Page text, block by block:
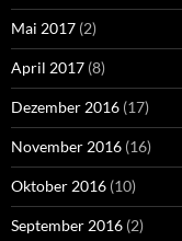
Mai 2017 (2)
April 2017 (8)
Dezember 2016 (17)
November 2016 (16)
Oktober 2016 (10)
September 2016 (2)